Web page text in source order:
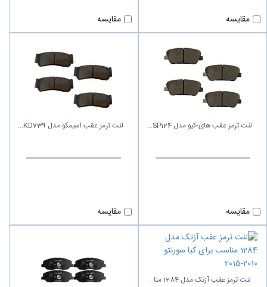
مقایسه مقایسه
لنت ترمز عقب های-کیو مدل SP124
مقایسه
لنت ترمز عقب اسیمکو مدل KD739
مقایسه
لنت ترمز عقب آزتک مدل 1284 منا